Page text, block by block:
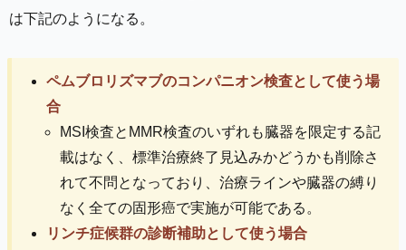
は下記のようになる。
ペムブロリズマブのコンパニオン検査として使う場
合
MSI検査とMMR検査のいずれも臓器を限定する記
載はなく、標準治療終了見込みかどうかも削除さ
れて不問となっており、治療ラインや臓器の縛り
なく全ての固形癌で実施が可能である。
リンチ症候群の診断補助として使う場合